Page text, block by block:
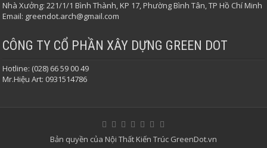
Nhà Xưởng: 221/1/1 Bình Thành, KP 17, Phường Bình Tân, TP Hồ Chí Minh
Email: greendot.arch@gmail.com
CÔNG TY CỔ PHẦN XÂY DỰNG GREEN DOT
Hotline: (028) 66 59 00 49
Mr.Hiệu Art: 0931514786
Bản quyền của Nội Thất Kiến Trúc GreenDot.vn